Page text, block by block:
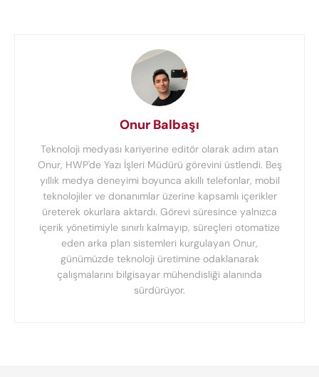
Onur Balbaşı
Teknoloji medyası kariyerine editör olarak adım atan
Onur, HWP'de Yazı İşleri Müdürü görevini üstlendi. Beş
yıllık medya deneyimi boyunca akıllı telefonlar, mobil
teknolojiler ve donanımlar üzerine kapsamlı içerikler
üreterek okurlara aktardı. Görevi süresince yalnızca
içerik yönetimiyle sınırlı kalmayıp, süreçleri otomatize
eden arka plan sistemleri kurgulayan Onur,
günümüzde teknoloji üretimine odaklanarak
çalışmalarını bilgisayar mühendisliği alanında
sürdürüyor.